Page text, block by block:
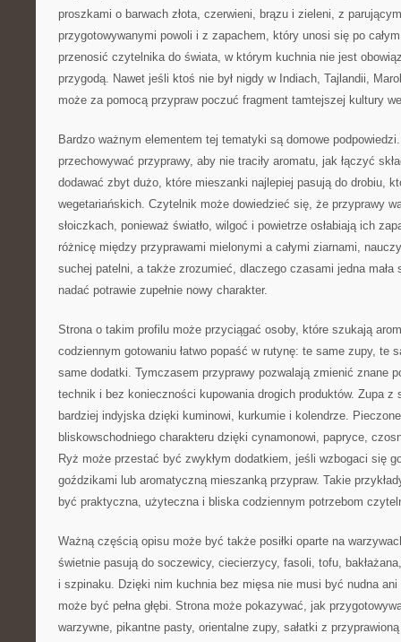
proszkami o barwach złota, czerwieni, brązu i zieleni, z
przygotowywanymi powoli i z zapachem, który unosi się po
przenosić czytelnika do świata, w którym kuchnia nie jest
przygodą. Nawet jeśli ktoś nie był nigdy w Indiach, Tajlandii,
może za pomocą przypraw poczuć fragment tamtejszej kultury
Bardzo ważnym elementem tej tematyki są domowe
przechowywać przyprawy, aby nie traciły aromatu, jak łączyć
dodawać zbyt dużo, które mieszanki najlepiej pasują do drobiu,
wegetariańskich. Czytelnik może dowiedzieć się, że przyprawy
słoiczkach, ponieważ światło, wilgoć i powietrze osłabiają ich
różnicę między przyprawami mielonymi a całymi ziarnami,
suchej patelni, a także zrozumieć, dlaczego czasami jedna
nadać potrawie zupełnie nowy charakter.
Strona o takim profilu może przyciągać osoby, które szukają
codziennym gotowaniu łatwo popaść w rutynę: te same zupy, te
same dodatki. Tymczasem przyprawy pozwalają zmienić znane
technik i bez konieczności kupowania drogich produktów. Zupa
bardziej indyjska dzięki kuminowi, kurkumie i kolendrze.
bliskowschodniego charakteru dzięki cynamonowi, papryce,
Ryż może przestać być zwykłym dodatkiem, jeśli wzbogaci się
goździkami lub aromatyczną mieszanką przypraw. Takie
być praktyczna, użyteczna i bliska codziennym potrzebom
Ważną częścią opisu może być także posiłki oparte na
świetnie pasują do soczewicy, ciecierzycy, fasoli, tofu,
i szpinaku. Dzięki nim kuchnia bez mięsa nie musi być nudna
może być pełna głębi. Strona może pokazywać, jak
warzywne, pikantne pasty, orientalne zupy, sałatki z